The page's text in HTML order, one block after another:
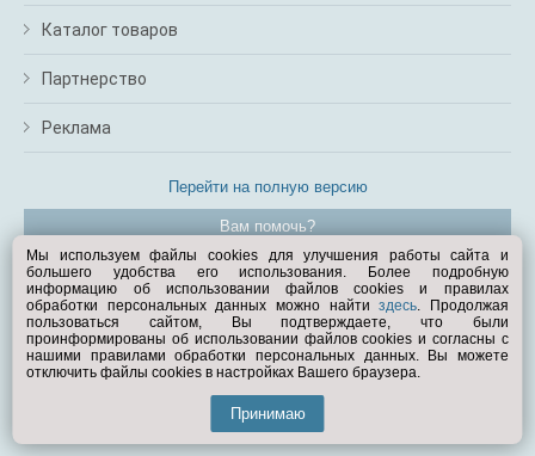
Каталог товаров
Партнерство
Реклама
Перейти на полную версию
Вам помочь?
© Exist.ru 1998—2026
Мы используем файлы cookies для улучшения работы сайта и
большего удобства его использования. Более подробную
информацию об использовании файлов cookies и правилах
обработки персональных данных можно найтиздесь. Продолжая
пользоваться сайтом, Вы подтверждаете, что были
проинформированы об использовании файлов cookies и согласны с
нашими правилами обработки персональных данных. Вы можете
отключить файлы cookies в настройках Вашего браузера.
Принимаю